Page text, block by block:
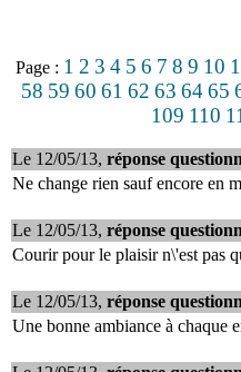
Page : 1 2 3 4 5 6 7 8 9 10
58 59 60 61 62 63 6465
109 110
Le 12/05/13, réponse
Ne change rien sauf encore en
Le 12/05/13, réponse
Courir pour le plaisir n\'est pas
Le 12/05/13, réponse
Une bonne ambiance à chaque